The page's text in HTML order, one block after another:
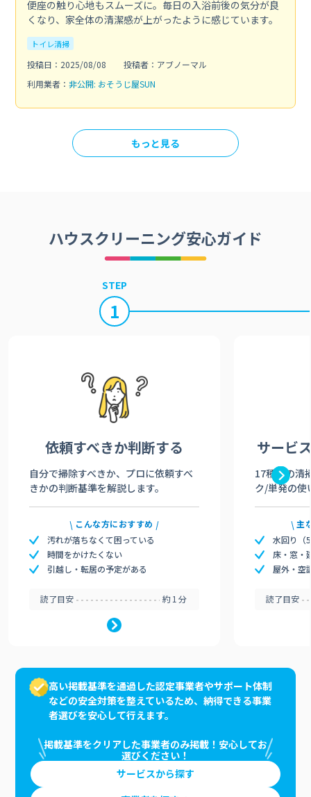
便座の触り心地もスムーズに。毎日の入浴前後の気分が良
くなり、家全体の清潔感が上がったように感じています。
トイレ清掃
投稿日：2025/08/08
投稿者：アブノーマル
利用業者： 非公開: おそうじ屋SUN
もっと見る
ハウスクリーニング安心ガイド
STEP
1
依頼すべきか判断する
自分で掃除すべきか、プロに依頼すべ
きかの判断基準を解説します。
こんな方におすすめ
汚れが落ちなくて困っている
時間をかけたくない
引越し・転居の予定がある
読了目安 約1分
サービ
17種類の清
ク/単発の使
主
水回り（
床・窓・
屋外・空
読了目安
高い掲載基準を通過した認定事業者やサポート体制
などの安全対策を整えているため、納得できる事業
者選びを安心して行えます。
掲載基準をクリアした事業者のみ掲載！安心してお
選びください！
サービスから探す